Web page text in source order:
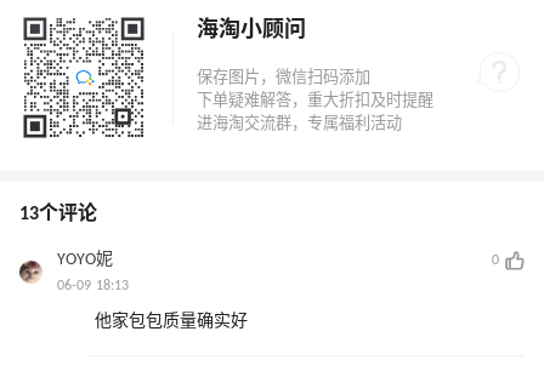
海淘小顾问
13个评论
YOYO妮
0
06-09 18:13
他家包包质量确实好